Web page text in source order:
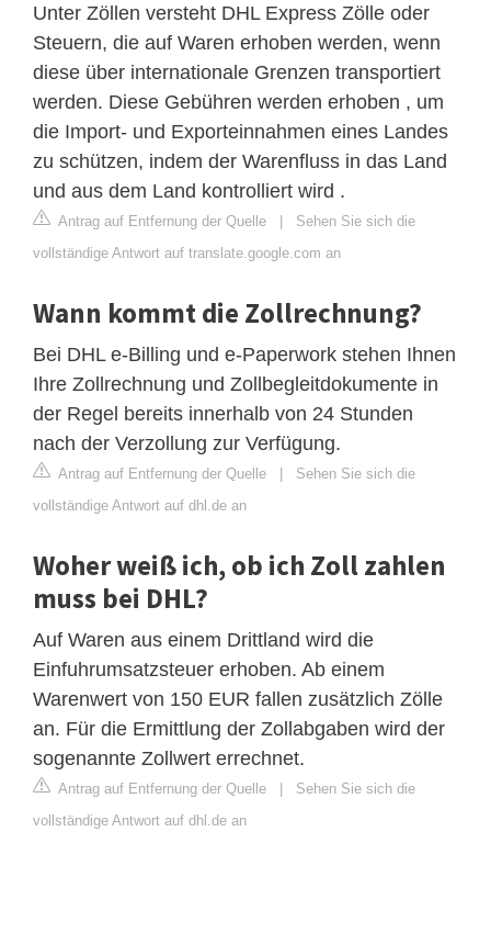
Unter Zöllen versteht DHL Express Zölle oder
Steuern, die auf Waren erhoben werden, wenn
diese über internationale Grenzen transportiert
werden. Diese Gebühren werden erhoben , um
die Import- und Exporteinnahmen eines Landes
zu schützen, indem der Warenfluss in das Land
und aus dem Land kontrolliert wird .
Antrag auf Entfernung der Quelle | Sehen Sie sich die
vollständige Antwort auf translate.google.com an
Wann kommt die Zollrechnung?
Bei DHL e-Billing und e-Paperwork stehen Ihnen
Ihre Zollrechnung und Zollbegleitdokumente in
der Regel bereits innerhalb von 24 Stunden
nach der Verzollung zur Verfügung.
Antrag auf Entfernung der Quelle | Sehen Sie sich die
vollständige Antwort auf dhl.de an
Woher weiß ich, ob ich Zoll zahlen
muss bei DHL?
Auf Waren aus einem Drittland wird die
Einfuhrumsatzsteuer erhoben. Ab einem
Warenwert von 150 EUR fallen zusätzlich Zölle
an. Für die Ermittlung der Zollabgaben wird der
sogenannte Zollwert errechnet.
Antrag auf Entfernung der Quelle | Sehen Sie sich die
vollständige Antwort auf dhl.de an